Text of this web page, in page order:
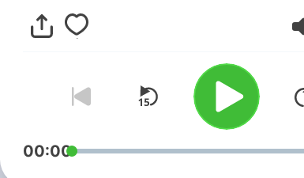
polar, à une
implantée
foyers. Une
comédiens,
Bouquet,
Topart… y ont
l'été,
tous les
proposons
00:00